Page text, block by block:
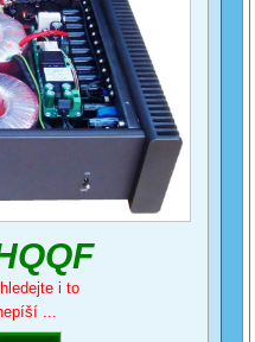
i to
...